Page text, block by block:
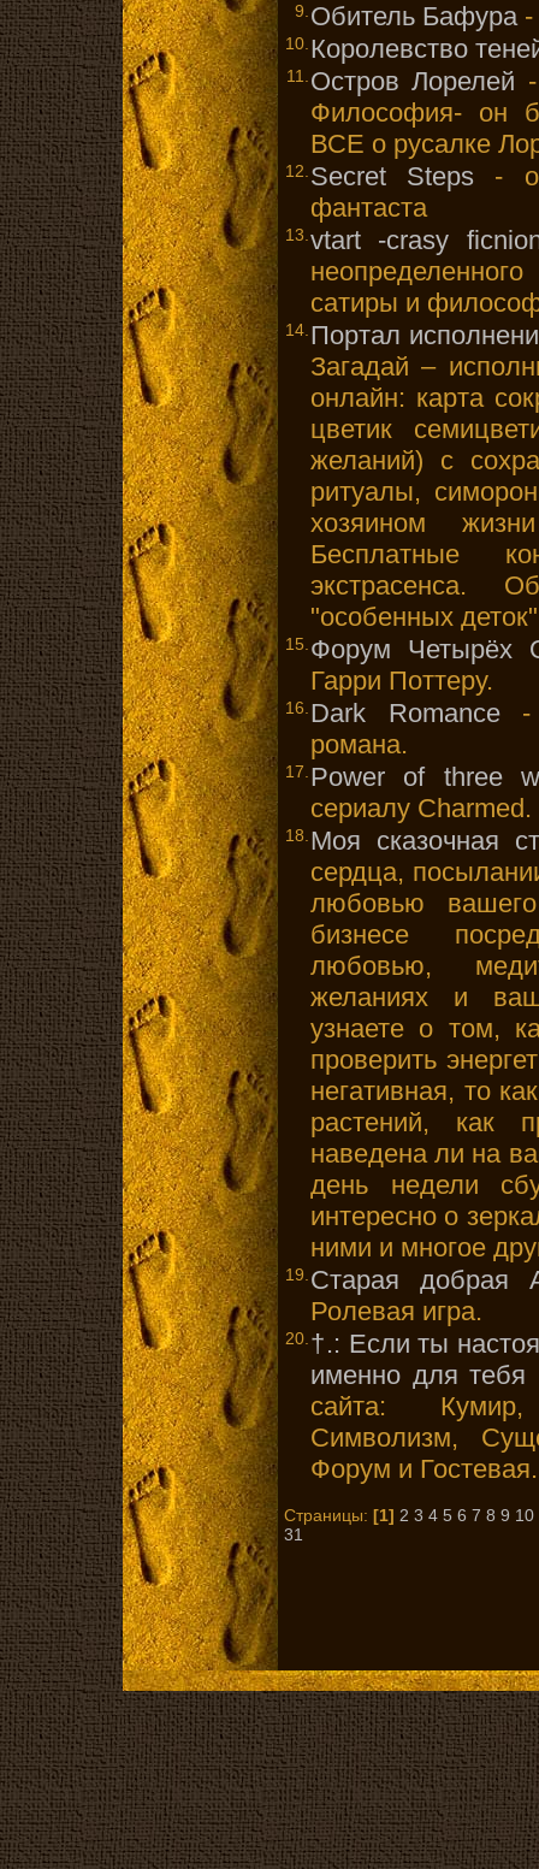
9. Обитель Бафура-
10. Королевство
11. Остров Лорелей
Философия- он
ВСЕ о русалке
12. Secret Steps -
фантаста
13. vtart -crasy
сатиры и
14. Портал
Загадай –
онлайн: карта
цветик
желаний) с
ритуалы,
хозяином
Бесплатные
экстрасенса.
"особенных
15. Форум Четырёх
Гарри Поттеру.
16. Dark Romance-
романа.
17. Power of three
сериалу Charmed.
18. Моя сказочная
сердца,
любовью
бизнесе
любовью,
желаниях и
узнаете о том,
проверить
негативная, то
растений, как
наведена ли на
день недели
интересно о
ними и многое
19. Старая добрая
Ролевая игра.
20. †.: Если ты
именно для
сайта:
Символизм,
Форум и Гостевая.
Страницы: [1] 2 3 4 5 6 7 8 9 10
31